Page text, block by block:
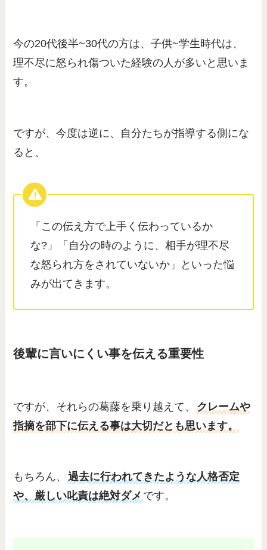
今の20代後半~30代の方は、子供~学生時代は、
理不尽に怒られ傷ついた経験の人が多いと思いま
す。
ですが、今度は逆に、自分たちが指導する側にな
ると、
「この伝え方で上手く伝わっているか
な?」「自分の時のように、相手が理不尽
な怒られ方をされていないか」といった悩
みが出てきます。
後輩に言いにくい事を伝える重要性
ですが、それらの葛藤を乗り越えて、
クレームや
指摘を部下に伝える事は大切だとも思います。
もちろん、 過去に行われてきたような人格否定
や、厳しい叱責は絶対ダメ です。